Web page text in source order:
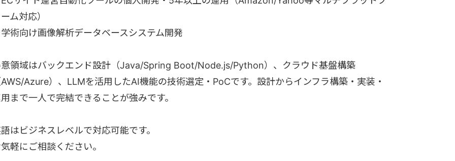
ム対応）
術向け画像解析データベースシステム開発
領域はバックエンド設計（Java/Spring Boot/Node.js/Python）、クラウド基盤構築
Azure）、LLMを活用したAI機能の技術選定・PoCです。設計からインフラ構築・実装・
まで一人で完結できることが強みです。
はビジネスレベルで対応可能です。
軽にご相談ください。